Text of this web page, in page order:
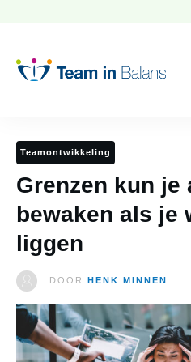
Teamontwikkeling
Grenzen kun je
bewaken als je
liggen
DOOR HENK MINNEN